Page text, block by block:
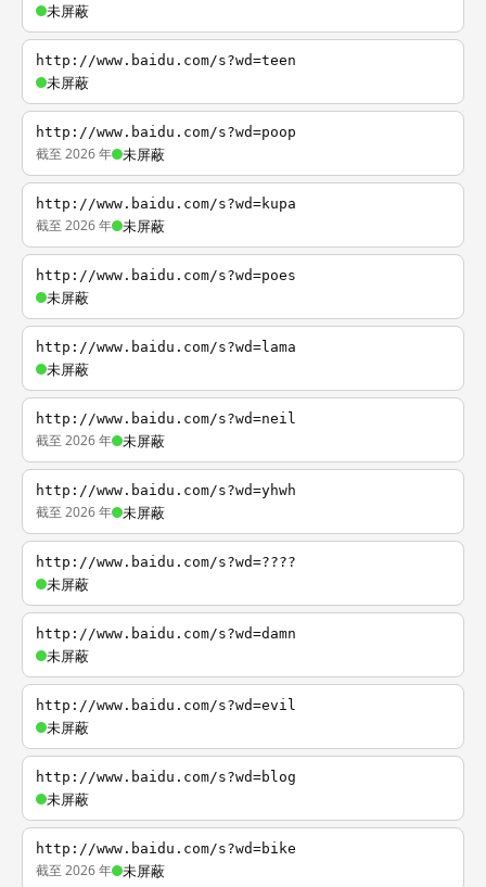
未屏蔽
http://www.baidu.com/s?wd=teen
未屏蔽
http://www.baidu.com/s?wd=poop
截至 2026 年 未屏蔽
http://www.baidu.com/s?wd=kupa
截至 2026 年 未屏蔽
http://www.baidu.com/s?wd=poes
未屏蔽
http://www.baidu.com/s?wd=lama
未屏蔽
http://www.baidu.com/s?wd=neil
截至 2026 年 未屏蔽
http://www.baidu.com/s?wd=yhwh
截至 2026 年 未屏蔽
http://www.baidu.com/s?wd=????
未屏蔽
http://www.baidu.com/s?wd=damn
未屏蔽
http://www.baidu.com/s?wd=evil
未屏蔽
http://www.baidu.com/s?wd=blog
未屏蔽
http://www.baidu.com/s?wd=bike
截至 2026 年 未屏蔽